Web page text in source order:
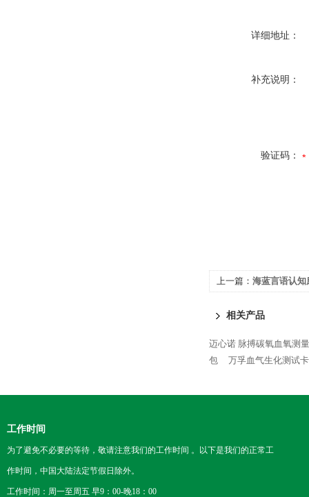
详细地址：
补充说明：
验证码：
上一篇： 海蓝言语认
相关产品
迈心诺 脉搏碳氧血氧测
包
万孚血气生化测试卡
工作时间
为了避免不必要的等待，敬请注意我们的工作时间 。以下是我们的正常工
作时间，中国大陆法定节假日除外。
工作时间：周一至周五 早9：00-晚18：00